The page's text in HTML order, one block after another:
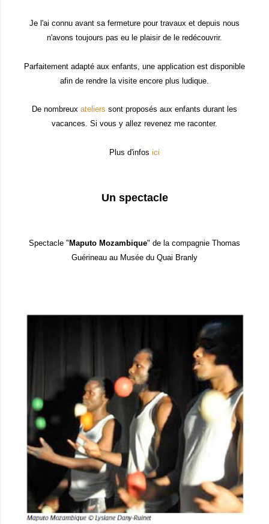
Je l'ai connu avant sa fermeture pour travaux et depuis nous
n'avons toujours pas eu le plaisir de le redécouvrir.
Parfaitement adapté aux enfants, une application est disponible
afin de rendre la visite encore plus ludique.
De nombreux ateliers sont proposés aux enfants durant les
vacances. Si vous y allez revenez me raconter.
Plus d'infos ici
Un spectacle
Spectacle "Maputo Mozambique" de la compagnie Thomas
Guérineau au Musée du Quai Branly